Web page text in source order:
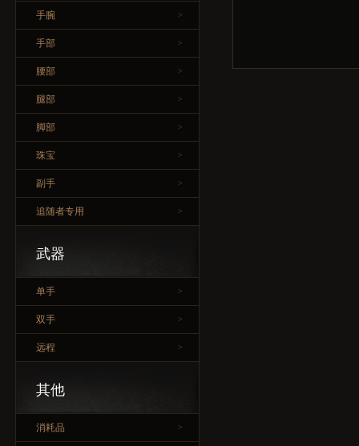
手腕 >
手部 >
腰部 >
腿部 >
脚部 >
珠宝 >
副手 >
追随者专用 >
武器
单手 >
双手 >
远程 >
其他
消耗品 >